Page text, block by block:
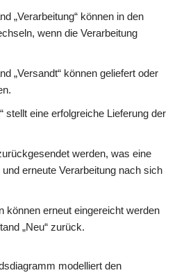
„Verarbeitung“ können in den
wenn die Verarbeitung
„Versandt“ können geliefert oder
stellt eine erfolgreiche Lieferung der
werden, was eine
erneute Verarbeitung nach sich
können erneut eingereicht werden
„Neu“ zurück.
modelliert den